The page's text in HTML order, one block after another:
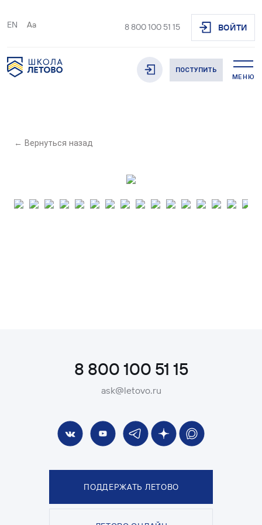
EN Aa 8 800 100 51 15 ВОЙТИ
ПОСТУПИТЬ
МЕНЮ
← Вернуться назад
8 800 100 51 15
ask@letovo.ru
ПОДДЕРЖАТЬ ЛЕТОВО